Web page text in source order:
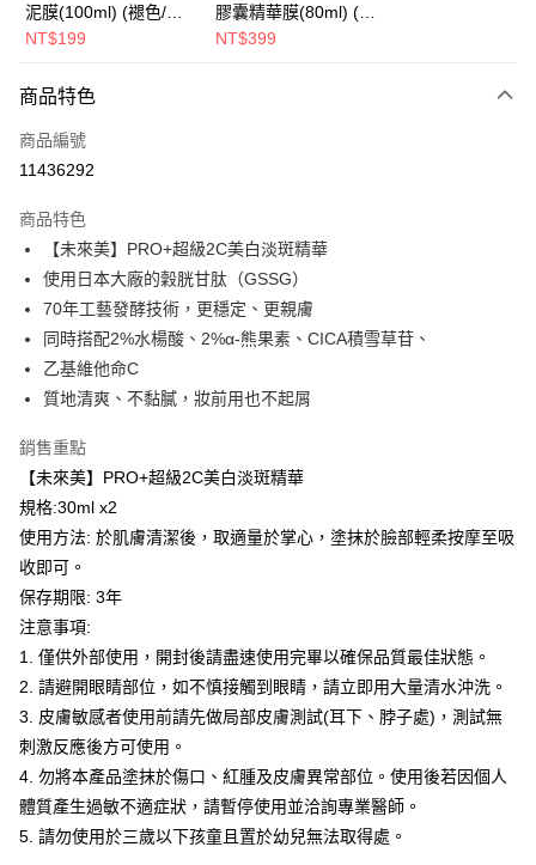
AFTEE先享後付
相關說明
AFTEE先享後付是「在收到商品之後才付款」的支付方式。 讓您購物簡單
１．簡單：不需註冊會員、不需綁卡、不需儲值。
２．便利：只要手機號碼，簡訊認證，即可結帳。
【「AFTEE先享後付」結帳流程】
１．於結帳方式選擇「AFTEE先享後付」後，將跳轉至「AFTEE先享後付」
結帳頁面，進行簡訊認證並確認金額後，即可完成結帳。
２．訂單成立數日內，您將收到繳費通知簡訊。
３．收到繳費通知簡訊後14天內，點擊此簡訊中的連結，可透過四大超商／
ATM／網路銀行／等多元方式進行付款，方視為交易完成。
購買商品的店家。未經商家同意取消之訂單仍視為有效，需透過AFTEE先享
後付繳納相關費用。
是否繳費成功／繳費後需取消欲退款等相關疑問，請聯繫「AFTEE先享後付
【注意事項】
１．透過由恩沛科技股份有限公司提供之「AFTEE先享後付」服務完成之交
易，需依本服務之必要範圍內提供個人資料，並將交易相關給付款項請求債
權轉讓予恩沛科技股份有限公司。
２．關於個人資料處理事宜，請瀏覽以下網址：
３．未成年的使用者請事先徵得法定代理人或監護人之同意方可使用
「AFTEE先享後付」，若未經同意申辦者引起之損失，本公司不負相關責
任。
４．使用「AFTEE先享後付」時，將依據個別帳號之用戶狀況，依本公司即
時審查核予不同之上限額度；若仍有額度不足之情形，本公司將視審查結果
請求用戶進行身份認證。
５．嚴禁一人註冊多個帳號或使用他人資訊註冊。若發現惡意使用之情形，
恩沛科技股份有限公司將有權停止該用戶之使用額度並採取法律行動。
ATM付款
運送方式
每筆NT$100，滿NT$600(含以上)免運費
付款後全家取貨
每筆NT$100，滿NT$600(含以上)免運費
萊爾富取貨付款
每筆NT$100，滿NT$600(含以上)免運費
每筆NT$100，滿NT$600(含以上)免運費
7-11取貨付款
每筆NT$100，滿NT$600(含以上)免運費
付款後7-11取貨
每筆NT$100，滿NT$600(含以上)免運費
宅配
每筆NT$100，滿NT$600(含以上)免運費
宅配(離島)
每筆NT$150，滿NT$1,500(含以上)免運費
海外配送
海外配送(馬來西亞_only西0804)
泥膜(100ml) (褪色/盒
損/短效良品)
NT$199
膠囊精華膜(80ml) (褪
色/盒損/短效良品)
NT$399
商品特色
商品編號
11436292
商品特色
【未來美】PRO+超級2C美白淡斑精華
使用日本大廠的穀胱甘肽（GSSG）
70年工藝發酵技術，更穩定、更親膚
同時搭配2%水楊酸、2%α-熊果素、CICA積雪草苷、
乙基維他命C
質地清爽、不黏膩，妝前用也不起屑
銷售重點
【未來美】PRO+超級2C美白淡斑精華
規格:30ml x2
使用方法: 於肌膚清潔後，取適量於掌心，塗抹於臉部輕柔按摩至吸
收即可。
保存期限: 3年
注意事項:
1. 僅供外部使用，開封後請盡速使用完畢以確保品質最佳狀態。
2. 請避開眼睛部位，如不慎接觸到眼睛，請立即用大量清水沖洗。
3. 皮膚敏感者使用前請先做局部皮膚測試(耳下、脖子處)，測試無
刺激反應後方可使用。
4. 勿將本產品塗抹於傷口、紅腫及皮膚異常部位。使用後若因個人
體質產生過敏不適症狀，請暫停使用並洽詢專業醫師。
5. 請勿使用於三歲以下孩童且置於幼兒無法取得處。